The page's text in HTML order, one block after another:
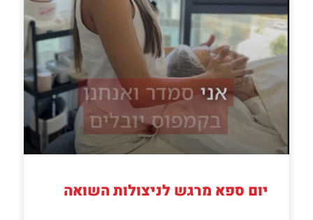
יום ספא מרגש לניצולות השואה